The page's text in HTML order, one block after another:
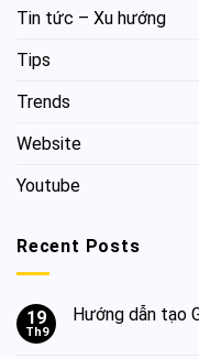
Tin tức – Xu hướng
Tips
Trends
Website
Youtube
Recent Posts
19
Th9
Hướng dẫn tạo